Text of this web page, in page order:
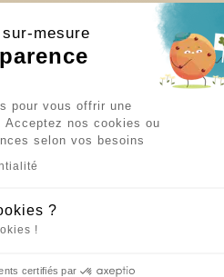
mesure
du
pour vous offrir une
Acceptez nos cookies ou
selon vos besoins
?
!
certifiés par
consent
aux phéromones incorporées
Cette méthode permet
: spray insecticide TOUS
: 2 pièges
PRODUIT
* Non toxique * Inodore *